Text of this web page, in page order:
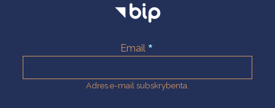
Email
Adres e-mail subskrybenta.